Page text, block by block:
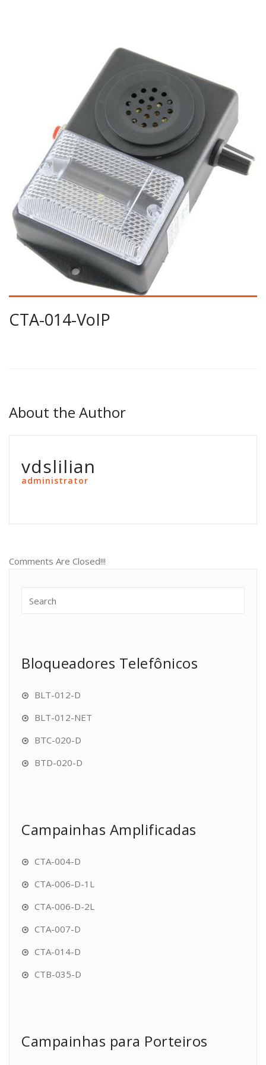
CTA-014-VoIP
About the Author
vdslilian
administrator
Comments Are Closed!!!
Bloqueadores Telefônicos
BLT-012-D
BLT-012-NET
BTC-020-D
BTD-020-D
Campainhas Amplificadas
CTA-004-D
CTA-006-D-1L
CTA-006-D-2L
CTA-007-D
CTA-014-D
CTB-035-D
Campainhas para Porteiros